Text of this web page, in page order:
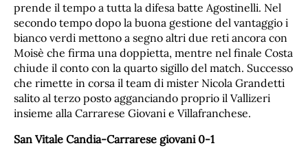
prende il tempo a tutta la difesa batte Agostinelli. Nel
secondo tempo dopo la buona gestione del vantaggio i
bianco verdi mettono a segno altri due reti ancora con
Moisè che firma una doppietta, mentre nel finale Costa
chiude il conto con la quarto sigillo del match. Successo
che rimette in corsa il team di mister Nicola Grandetti
salito al terzo posto agganciando proprio il Vallizeri
insieme alla Carrarese Giovani e Villafranchese.
San Vitale Candia-Carrarese giovani 0-1